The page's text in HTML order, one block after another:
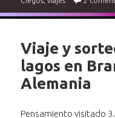
Viaje y
lagos en
Alemania
Pensamiento visitado